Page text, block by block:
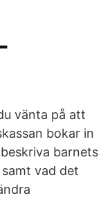
vänta på att
bokar in
barnets
vad det